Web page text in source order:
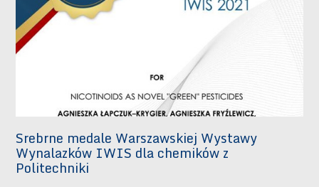
Srebrne medale Warszawskiej Wystawy
Wynalazków IWIS dla chemików z
Politechniki